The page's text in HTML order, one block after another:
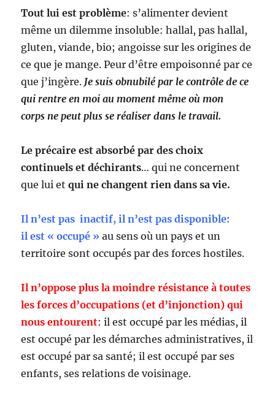
Tout lui est problème: s’alimenter devient
même un dilemme insoluble: hallal, pas hallal,
gluten, viande, bio; angoisse sur les origines de
ce que je mange. Peur d’être empoisonné par ce
que j’ingère. Je suis obnubilé par le contrôle de ce
qui rentre en moi au moment même où mon
corps ne peut plus se réaliser dans le travail.
Le précaire est absorbé par des choix
continuels et déchirants… qui ne concernent
que lui etqui ne changent rien dans sa vie.
Il n’est pas inactif, il n’est pas disponible:
il est « occupé » au sens où un pays et un
territoire sont occupés par des forces hostiles.
Il n’oppose plus la moindre résistance à toutes
les forces d’occupations (et d’injonction) qui
nous entourent: il est occupé par les médias, il
est occupé par les démarches administratives, il
est occupé par sa santé; il est occupé par ses
enfants, ses relations de voisinage.